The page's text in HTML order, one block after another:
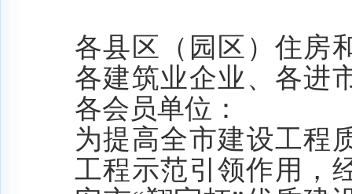
各县区 （园区）住房
各建筑业企业、各进
各会员单位：
为提高全市建设工程
工程示范引领作用 ，